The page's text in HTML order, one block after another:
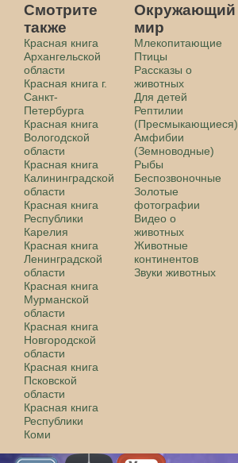
Смотрите
также
Красная книга
Архангельской
области
Красная книга г.
Санкт-
Петербурга
Красная книга
Вологодской
области
Красная книга
Калининградской
области
Красная книга
Республики
Карелия
Красная книга
Ленинградской
области
Красная книга
Мурманской
области
Красная книга
Новгородской
области
Красная книга
Псковской
области
Красная книга
Республики
Коми
Окружающий
мир
Млекопитающие
Птицы
Рассказы о
животных
Для детей
Рептилии
(Пресмыкающиеся)
Амфибии
(Земноводные)
Рыбы
Беспозвоночные
Золотые
фотографии
Видео о
животных
Животные
континентов
Звуки животных